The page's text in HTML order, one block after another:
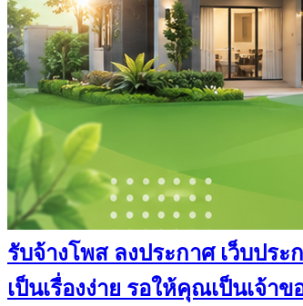
รับจ้างโพส ลงประกาศ เว็บปร
เป็นเรื่องง่าย รอให้คุณเป็นเจ้าข